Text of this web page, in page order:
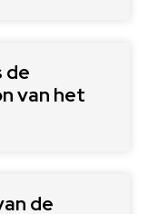
de
van het
de